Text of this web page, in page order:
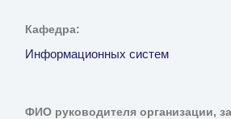
Кафедра:
Информационных систем
ФИО руководителя организации,